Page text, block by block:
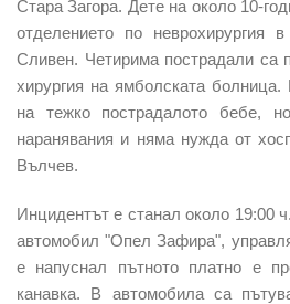
Стара Загора. Дете на около 10-
отделението по неврохирургия
Сливен. Четирима пострадали са
хирургия на ямболската болница.
на тежко пострадалото бебе,
наранявания и няма нужда от
Вълчев.
Инцидентът е станал около 19:00 ч.
автомобил "Опел Зафира",
е напуснал пътното платно е
канавка. В автомобила са